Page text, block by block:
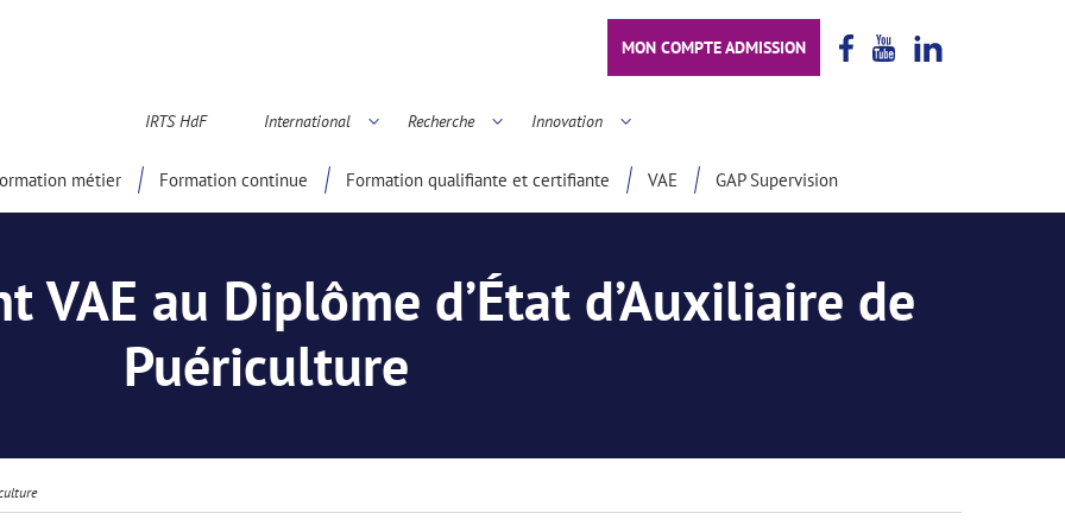
MON COMPTE ADMISSION
IRTS HdF International Recherche Innovation
métier Formation continue Formation qualifiante et certifiante VAE GAP Supervision
VAE au Diplôme d’État d’Auxiliaire de
Puériculture